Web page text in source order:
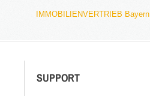
IMMOBILIENVERTRIEB Bayern
SUPPORT